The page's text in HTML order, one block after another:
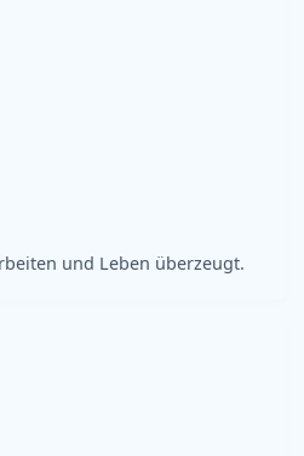
und Leben überzeugt.